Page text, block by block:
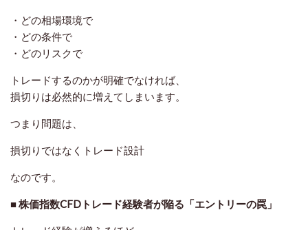
・どの相場環境で
・どの条件で
・どのリスクで
トレードするのかが明確でなければ、
損切りは必然的に増えてしまいます。
つまり問題は、
損切りではなくトレード設計
なのです。
■ 株価指数CFDトレード経験者が陥る「エントリーの罠」